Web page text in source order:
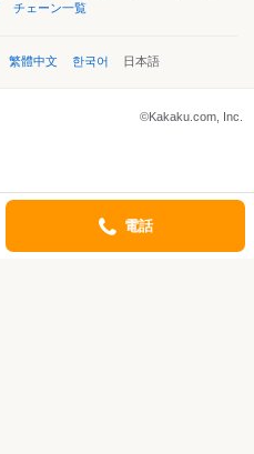
チェーン一覧
繁體中文 한국어 日本語
©Kakaku.com, Inc.
電話